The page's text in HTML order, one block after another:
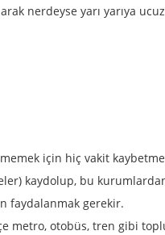
nerdeyse yarı yarıya
için hiç vakit
kaydolup, bu
faydalanmak gerekir.
metro, otobüs, tren gibi